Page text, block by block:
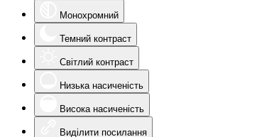
Монохромний
Темний контраст
Світлий контраст
Низька насиченість
Висока насиченість
Виділити посилання